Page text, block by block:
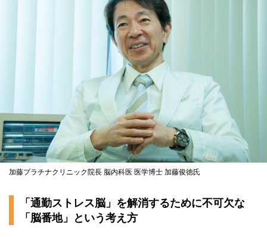
加藤プラチナクリニック院長 脳内科医 医学博士 加藤俊徳氏
「通勤ストレス脳」を解消するために不可欠な
「脳番地」という考え方